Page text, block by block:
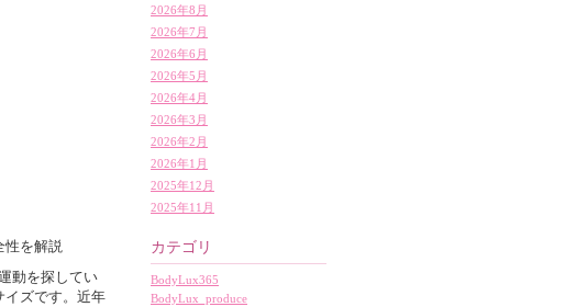
性を解説
動を探してい
イズです。近年
2026年8月
2026年7月
2026年6月
2026年5月
2026年4月
2026年3月
2026年2月
2026年1月
2025年12月
2025年11月
カテゴリ
BodyLux365
BodyLux_produce